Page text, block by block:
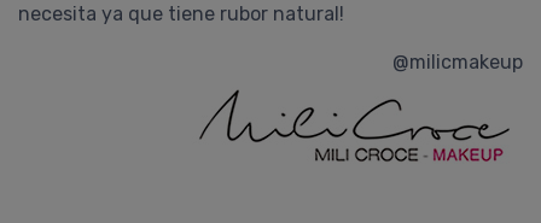
necesita ya que tiene rubor natural!
@milicmakeup